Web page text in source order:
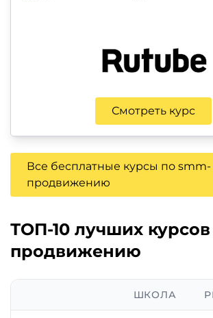
Смотреть курс
Все бесплатные курсы по smm-
продвижению
ТОП-10 лучших
продвижению
ШКОЛА